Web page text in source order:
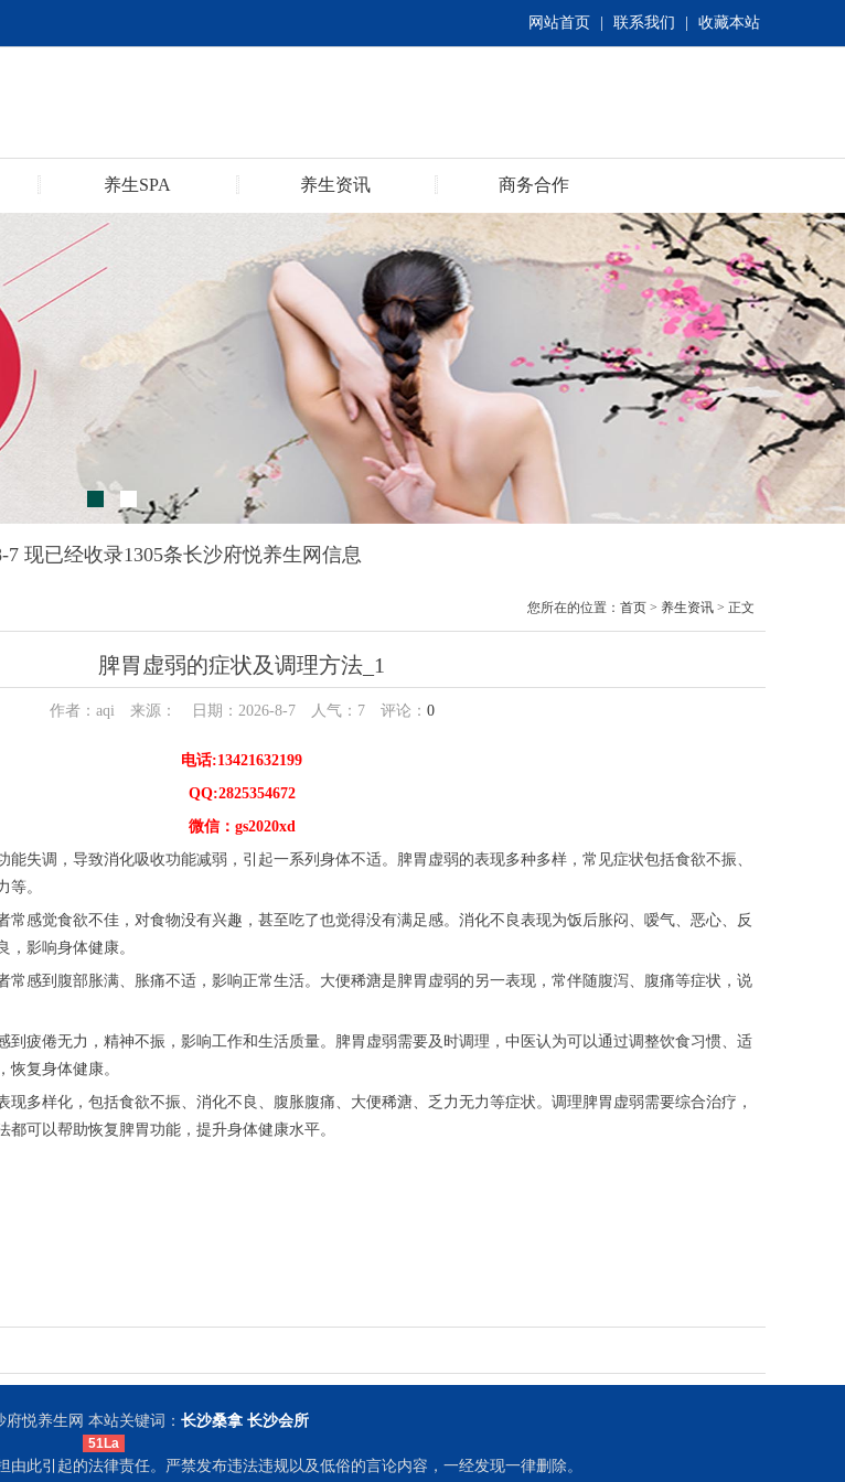
网站首页 联系我们 收藏本站
养生SPA 养生资讯 商务合作
7 现已经收录1305条长沙府悦养生网信息
您所在的位置： 首页 > 养生资讯 > 正文
脾胃虚弱的症状及调理方法_1
作者：aqi 来源： 日期：2026-8-7 人气： 7评论： 0
电话:13421632199
QQ:2825354672
微信：gs2020xd
失调，导致消化吸收功能减弱，引起一系列身体不适。脾胃虚弱的表现多种多样，常见症状包括食欲不振、
等。
常感觉食欲不佳，对食物没有兴趣，甚至吃了也觉得没有满足感。消化不良表现为饭后胀闷、嗳气、恶心、反
影响身体健康。
常感到腹部胀满、胀痛不适，影响正常生活。大便稀溏是脾胃虚弱的另一表现，常伴随腹泻、腹痛等症状，说
到疲倦无力，精神不振，影响工作和生活质量。脾胃虚弱需要及时调理，中医认为可以通过调整饮食习惯、适
恢复身体健康。
多样化，包括食欲不振、消化不良、腹胀腹痛、大便稀溏、乏力无力等症状。调理脾胃虚弱需要综合治疗，
可以帮助恢复脾胃功能，提升身体健康水平。
悦养生网 本站关键词： 长沙桑拿 长沙会所
51La
此引起的法律责任。严禁发布违法违规以及低俗的言论内容，一经发现一律删除。